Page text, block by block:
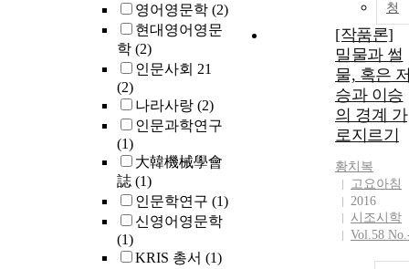
영어영문학 (2)
현대영어영문
학 (2)
인문사회 21
(2)
나라사랑 (2)
인문과학연구
(1)
大韓機械學會
誌 (1)
인문학연구 (1)
신영어영문학
(1)
KRIS 총서 (1)
청
[작품론]
밀물과 썰
물, 혹은
승과 이승
의 경계 가
로지르기
황치복
고요아침
2016
시조시학
Vol.58